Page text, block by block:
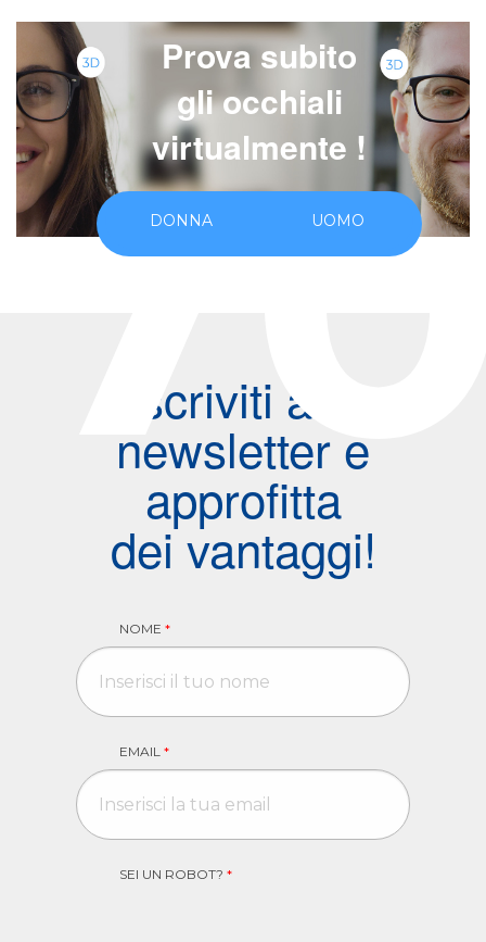
Prova subito
gli occhiali
virtualmente !
DONNA UOMO
Iscriviti alla
newsletter e
approfitta
dei vantaggi!
NOME *
EMAIL *
SEI UN ROBOT? *